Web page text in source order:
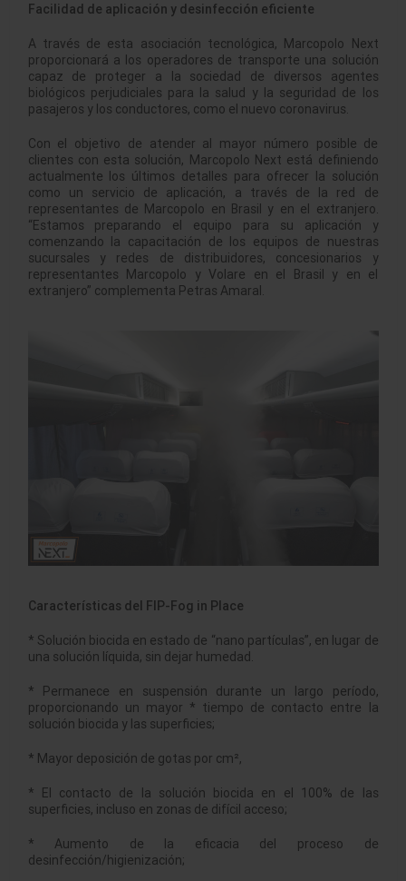
Facilidad de aplicación y desinfección eficiente
A través de esta asociación tecnológica, Marcopolo Next
proporcionará a los operadores de transporte una solución
capaz de proteger a la sociedad de diversos agentes
biológicos perjudiciales para la salud y la seguridad de los
pasajeros y los conductores, como el nuevo coronavirus.
Con el objetivo de atender al mayor número posible de
clientes con esta solución, Marcopolo Next está definiendo
actualmente los últimos detalles para ofrecer la solución
como un servicio de aplicación, a través de la red de
representantes de Marcopolo en Brasil y en el extranjero.
“Estamos preparando el equipo para su aplicación y
comenzando la capacitación de los equipos de nuestras
sucursales y redes de distribuidores, concesionarios y
representantes Marcopolo y Volare en el Brasil y en el
extranjero” complementa Petras Amaral.
Características del FIP-Fog in Place
* Solución biocida en estado de “nano partículas”, en lugar de
una solución líquida, sin dejar humedad.
* Permanece en suspensión durante un largo período,
proporcionando un mayor * tiempo de contacto entre la
solución biocida y las superficies;
* Mayor deposición de gotas por cm²,
* El contacto de la solución biocida en el 100% de las
superficies, incluso en zonas de difícil acceso;
* Aumento de la eficacia del proceso de
desinfección/higienización;